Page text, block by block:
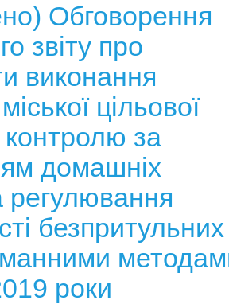
Обговорення
звіту про
виконання
цільової
за
домашніх
регулювання
безпритульних
роки